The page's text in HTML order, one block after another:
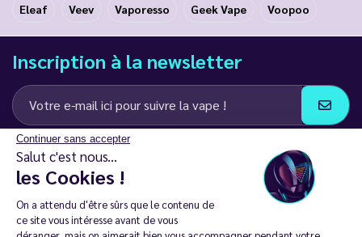
Continuer sans accepter
Salut c'est nous...
les Cookies !
On a attendu d'être sûrs que le contenu de
ce site vous intéresse avant de vous
Eleaf Veev Vaporesso Geek Vape Voopoo
Inscription à la newsletter
J’accepte de recevoir des communications e-mail et SMS de la part de
LD Groupe
Restez en contact